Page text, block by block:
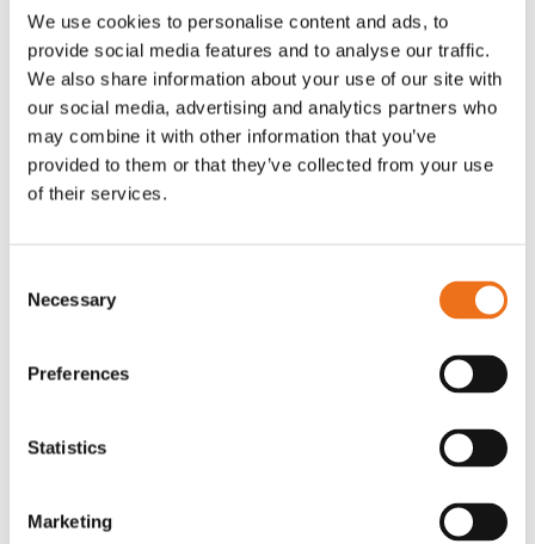
We use cookies to personalise content and ads, to
provide social media features and to analyse our traffic.
We also share information about your use of our site with
our social media, advertising and analytics partners who
may combine it with other information that you’ve
provided to them or that they’ve collected from your use
of their services.
Selection
Necessary
Preferences
Statistics
Marketing
Lägg till i varukorg
T-shirt Avant barn grön 92 cm
G0007
(ex. moms)
T-shirt Avant barn grön 104-110
cm
G0010
(ex. moms)
Lägg till i varukorg
T-shirt grå xl med
T-shirt svart 2xl med avant-